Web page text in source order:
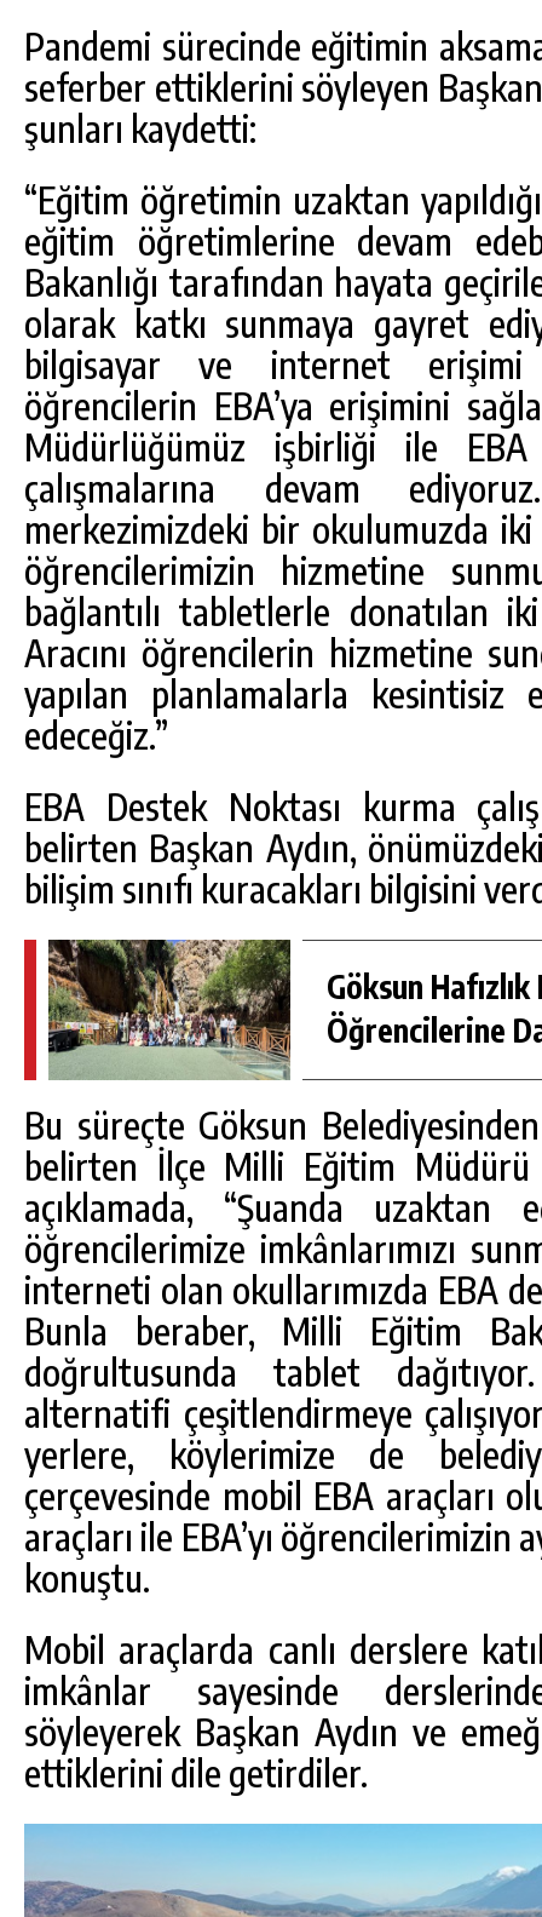
Pandemi sürecinde eğitimin
seferber ettiklerini söyleyen Başkan
şunları kaydetti:
“Eğitim öğretimin uzaktan
eğitim öğretimlerine devam
Bakanlığı tarafından hayata
olarak katkı sunmaya gayret
bilgisayar ve internet erişimi
öğrencilerin EBA’ya erişimini
Müdürlüğümüz işbirliği ile
çalışmalarına devam
merkezimizdeki bir okulumuzda iki
öğrencilerimizin hizmetine
bağlantılı tabletlerle donatılan
Aracını öğrencilerin hizmetine
yapılan planlamalarla kesintisiz
edeceğiz.”
EBA Destek Noktası kurma
belirten Başkan Aydın,
bilişim sınıfı kuracakları bilgisini
Göksun Hafızlık
Öğrencilerine
Bu süreçte Göksun
belirten İlçe Milli Eğitim Müdürü
açıklamada, “Şuanda uzaktan
öğrencilerimize imkânlarımızı
interneti olan okullarımızda EBA
Bunla beraber, Milli Eğitim
doğrultusunda tablet
alternatifi çeşitlendirmeye
yerlere, köylerimize de
çerçevesinde mobil EBA araçları
araçları ile EBA’yı öğrencilerimizin
konuştu.
Mobil araçlarda canlı derslere
imkânlar sayesinde
söyleyerek Başkan Aydın ve
ettiklerini dile getirdiler.